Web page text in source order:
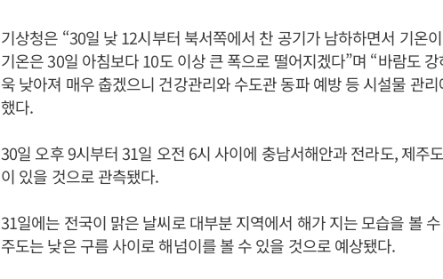
기상청은 “30일 낮 12시부터 북서쪽에서 찬 공기가 남하하면서 기온
기온은 30일 아침보다 10도 이상 큰 폭으로 떨어지겠다”며 “바람도
욱 낮아져 매우 춥겠으니 건강관리와 수도관 동파 예방 등 시설물 관
했다.
30일 오후 9시부터 31일 오전 6시 사이에 충남서해안과 전라도, 제주
이 있을 것으로 관측됐다.
31일에는 전국이 맑은 날씨로 대부분 지역에서 해가 지는 모습을 볼
주도는 낮은 구름 사이로 해넘이를 볼 수 있을 것으로 예상됐다.